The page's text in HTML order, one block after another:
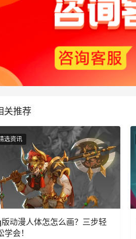
关推荐
选资讯
动漫人体怎怎么画？三步轻
学会！